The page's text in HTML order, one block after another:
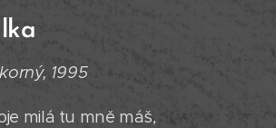
1995
milá tu mně máš,